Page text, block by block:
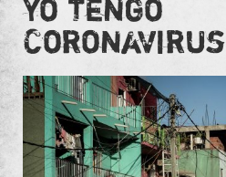
yo tengo